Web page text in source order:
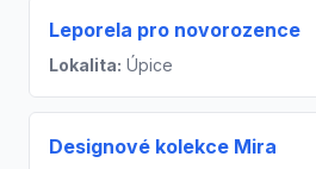
Leporela pro novorozence
Lokalita: Úpice
Designové kolekce Mira